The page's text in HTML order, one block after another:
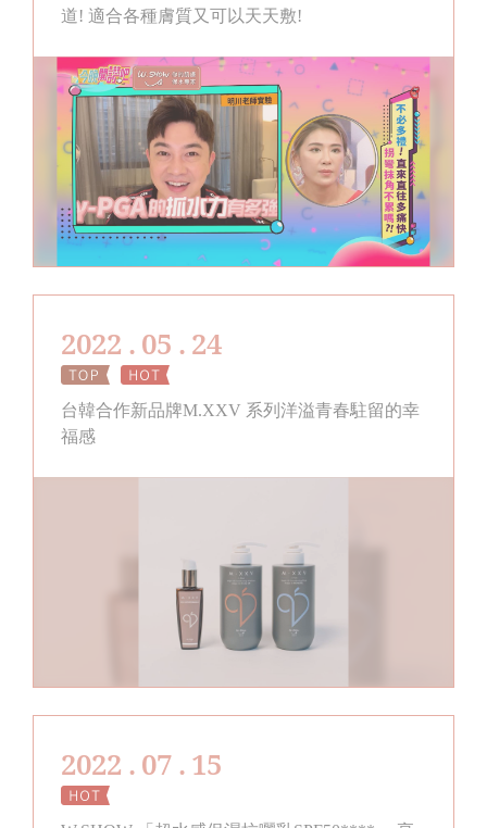
道! 適合各種膚質又可以天天敷!
2022 . 05 . 24
台韓合作新品牌M.XXV 系列洋溢青春駐留的幸
福感
2022 . 07 . 15